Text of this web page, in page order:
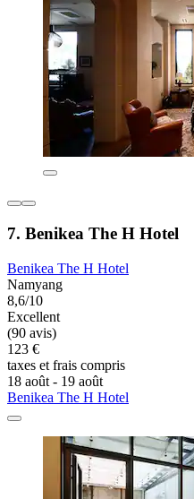
7. Benikea The H Hotel
Benikea The H Hotel
Namyang
8,6/10
Excellent
(90 avis)
123 €
taxes et frais compris
18 août - 19 août
Benikea The H Hotel